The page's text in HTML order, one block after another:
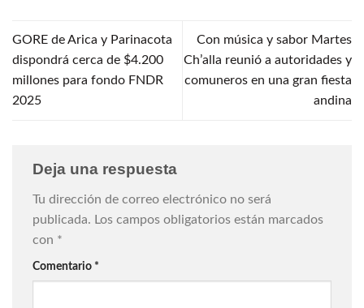
GORE de Arica y Parinacota
dispondrá cerca de $4.200
millones para fondo FNDR
2025
Con música y sabor Martes
Ch’alla reunió a autoridades y
comuneros en una gran fiesta
andina
Deja una respuesta
Tu dirección de correo electrónico no será
publicada. Los campos obligatorios están marcados
con *
Comentario *